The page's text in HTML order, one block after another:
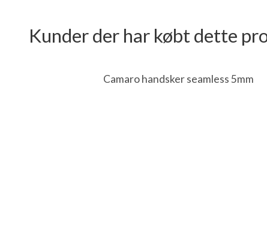
Kunder der har købt dette
Camaro handsker seamless 5mm